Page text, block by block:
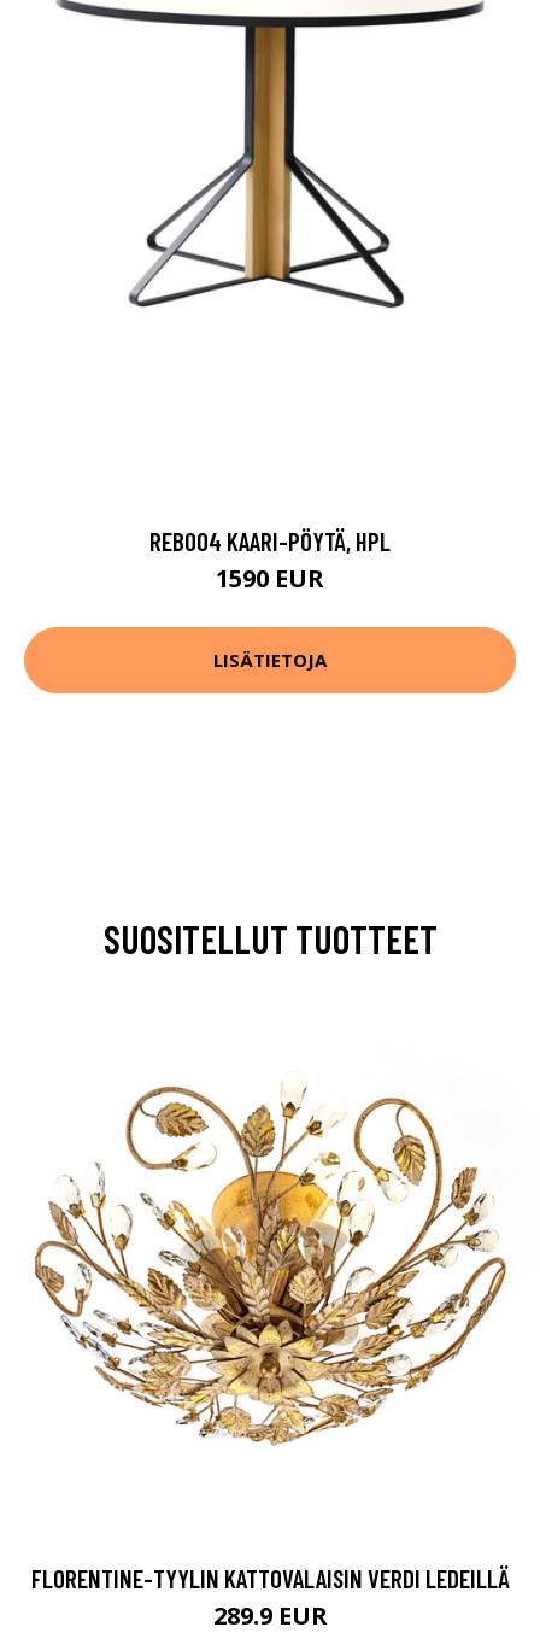
REB004 KAARI-PÖYTÄ, HPL
1590 EUR
LISÄTIETOJA
SUOSITELLUT TUOTTEET
FLORENTINE-TYYLIN KATTOVALAISIN VERDI LEDEILLÄ
289.9 EUR